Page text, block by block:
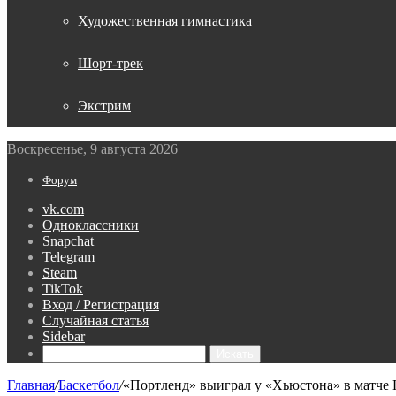
Художественная гимнастика
Шорт-трек
Экстрим
Воскресенье, 9 августа 2026
Форум
vk.com
Одноклассники
Snapchat
Telegram
Steam
TikTok
Вход / Регистрация
Случайная статья
Sidebar
Главная/Баскетбол/«Портленд» выиграл у «Хьюстона» в